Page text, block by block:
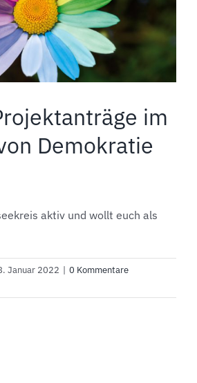
im
Demokratie
aktiv und wollt euch als
Januar 2022 | 0 Kommentare